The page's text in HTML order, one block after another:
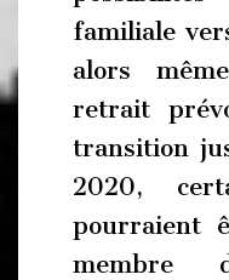
familiale
alors
retrait
transition
2020,
pourraient
membre